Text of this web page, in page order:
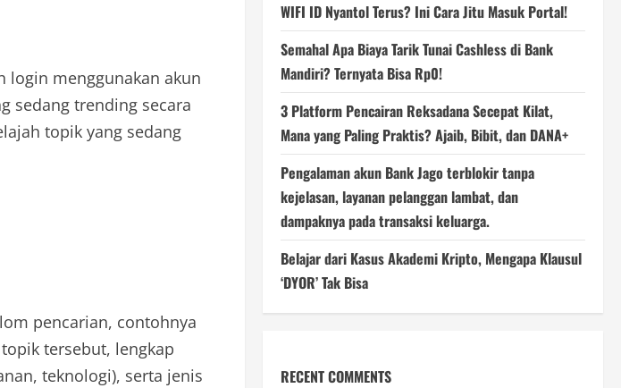
login menggunakan akun
sedang trending secara
topik yang sedang
pencarian, contohnya
tersebut, lengkap
teknologi), serta jenis
WIFI ID Nyantol Terus? Ini Cara Jitu Masuk Portal!
Semahal Apa Biaya Tarik Tunai Cashless di Bank
Mandiri? Ternyata Bisa Rp0!
3 Platform Pencairan Reksadana Secepat Kilat,
Mana yang Paling Praktis? Ajaib, Bibit, dan DANA+
Pengalaman akun Bank Jago terblokir tanpa
kejelasan, layanan pelanggan lambat, dan
dampaknya pada transaksi keluarga.
Belajar dari Kasus Akademi Kripto, Mengapa Klausul
‘DYOR’ Tak Bisa
RECENT COMMENTS